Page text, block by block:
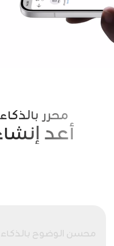
محرر
أعد
محسن الوضوح بالذكاء